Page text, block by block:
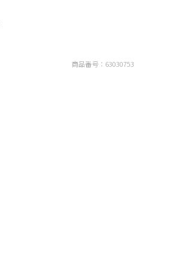
商品番号： 63030753